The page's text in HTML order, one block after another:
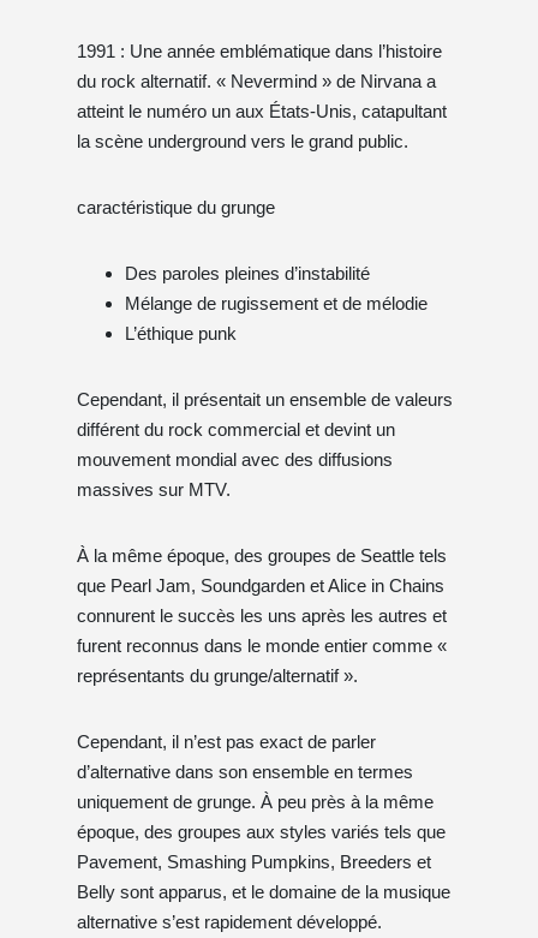
1991 : Une année emblématique dans l’histoire
du rock alternatif. « Nevermind » de Nirvana a
atteint le numéro un aux États-Unis, catapultant
la scène underground vers le grand public.
caractéristique du grunge
Des paroles pleines d’instabilité
Mélange de rugissement et de mélodie
L’éthique punk
Cependant, il présentait un ensemble de valeurs
différent du rock commercial et devint un
mouvement mondial avec des diffusions
massives sur MTV.
À la même époque, des groupes de Seattle tels
que Pearl Jam, Soundgarden et Alice in Chains
connurent le succès les uns après les autres et
furent reconnus dans le monde entier comme «
représentants du grunge/alternatif ».
Cependant, il n’est pas exact de parler
d’alternative dans son ensemble en termes
uniquement de grunge. À peu près à la même
époque, des groupes aux styles variés tels que
Pavement, Smashing Pumpkins, Breeders et
Belly sont apparus, et le domaine de la musique
alternative s’est rapidement développé.